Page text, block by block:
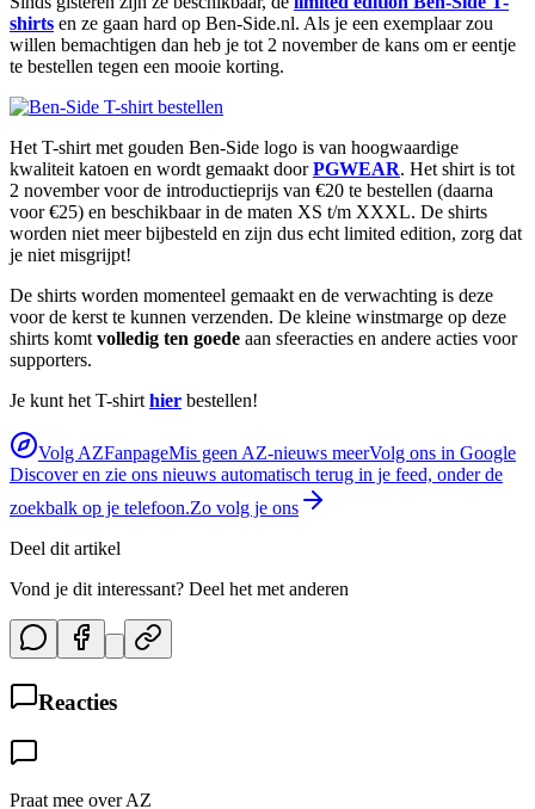
shirts en ze gaan hard op Ben-Side.nl. Als je een exemplaar zou
willen bemachtigen dan heb je tot 2 november de kans om er eentje
te bestellen tegen een mooie korting.
Het T-shirt met gouden Ben-Side logo is van hoogwaardige
kwaliteit katoen en wordt gemaakt doorPGWEAR. Het shirt is tot
2 november voor de introductieprijs van €20 te bestellen (daarna
voor €25) en beschikbaar in de maten XS t/m XXXL. De shirts
worden niet meer bijbesteld en zijn dus echt limited edition, zorg dat
je niet misgrijpt!
De shirts worden momenteel gemaakt en de verwachting is deze
voor de kerst te kunnen verzenden. De kleine winstmarge op deze
shirts komt volledig ten goede aan sfeeracties en andere acties voor
supporters.
Je kunt het T-shirt hier bestellen!
Volg AZFanpageMis geen AZ-nieuws meerVolg ons in Google
Discover en zie ons nieuws automatisch terug in je feed, onder de
zoekbalk op je telefoon.Zo volg je ons
Deel dit artikel
Vond je dit interessant? Deel het met anderen
Reacties
Praat mee over AZ